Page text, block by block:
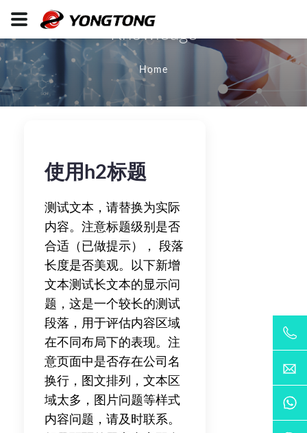
Knowledge
Home
使用h2标题
测试文本，请替换为实际
内容。注意标题级别是否
合适（已做提示）， 段落
长度是否美观。以下新增
文本测试长文本的显示问
题，这是一个较长的测试
段落，用于评估内容区域
在不同布局下的表现。注
意页面中是否存在公司名
换行，图文排列，文本区
域太多，图片问题等样式
内容问题，请及时联系。